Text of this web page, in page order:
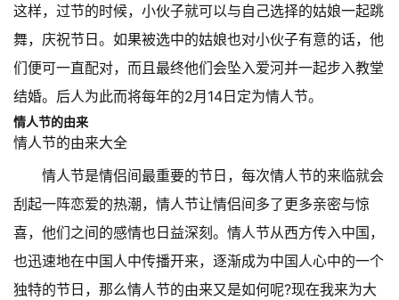
这样，过节的时候，小伙子就可以与自己选择的姑娘一起跳
舞，庆祝节日。如果被选中的姑娘也对小伙子有意的话，他
们便可一直配对，而且最终他们会坠入爱河并一起步入教堂
结婚。后人为此而将每年的2月14日定为情人节。
情人节的由来
情人节的由来大全
情人节是情侣间最重要的节日，每次情人节的来临就会
刮起一阵恋爱的热潮，情人节让情侣间多了更多亲密与惊
喜，他们之间的感情也日益深刻。情人节从西方传入中国，
也迅速地在中国人中传播开来，逐渐成为中国人心中的一个
独特的节日，那么情人节的由来又是如何呢?现在我来为大